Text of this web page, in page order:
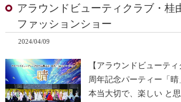
アラウンドビューティクラブ・桂
ファッションショー
2024/04/09
【アラウンドビューテ
周年記念パーティー「
本当大切で、楽しい と